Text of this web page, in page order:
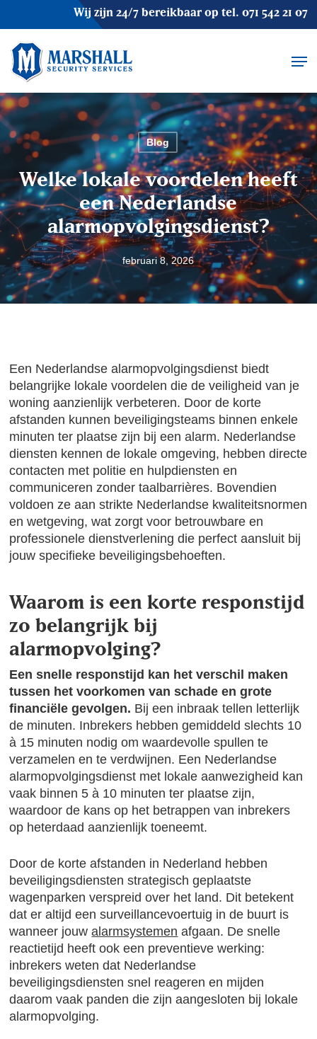
main
content
Wij zijn 24/7 bereikbaar op tel. 071 542 21 07
Blog
Welke lokale voordelen heeft
een Nederlandse
alarmopvolgingsdienst?
februari 8, 2026
Een Nederlandse alarmopvolgingsdienst biedt
belangrijke lokale voordelen die de veiligheid van je
woning aanzienlijk verbeteren. Door de korte
afstanden kunnen beveiligingsteams binnen enkele
minuten ter plaatse zijn bij een alarm. Nederlandse
diensten kennen de lokale omgeving, hebben directe
contacten met politie en hulpdiensten en
communiceren zonder taalbarrières. Bovendien
voldoen ze aan strikte Nederlandse kwaliteitsnormen
en wetgeving, wat zorgt voor betrouwbare en
professionele dienstverlening die perfect aansluit bij
jouw specifieke beveiligingsbehoeften.
Waarom is een korte responstijd
zo belangrijk bij
alarmopvolging?
Een snelle responstijd kan het verschil maken
tussen het voorkomen van schade en grote
financiële gevolgen. Bij een inbraak tellen letterlijk
de minuten. Inbrekers hebben gemiddeld slechts 10
à 15 minuten nodig om waardevolle spullen te
verzamelen en te verdwijnen. Een Nederlandse
alarmopvolgingsdienst met lokale aanwezigheid kan
vaak binnen 5 à 10 minuten ter plaatse zijn,
waardoor de kans op het betrappen van inbrekers
op heterdaad aanzienlijk toeneemt.
Door de korte afstanden in Nederland hebben
beveiligingsdiensten strategisch geplaatste
wagenparken verspreid over het land. Dit betekent
dat er altijd een surveillancevoertuig in de buurt is
wanneer jouwalarmsystemen afgaan. De snelle
reactietijd heeft ook een preventieve werking:
inbrekers weten dat Nederlandse
beveiligingsdiensten snel reageren en mijden
daarom vaak panden die zijn aangesloten bij lokale
alarmopvolging.